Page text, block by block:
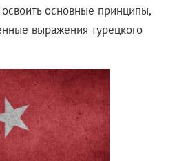
основные принципы,
выражения турецкого